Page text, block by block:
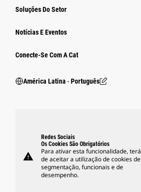
Soluções Do Setor
Notícias E Eventos
Conecte-Se Com A Cat
América Latina ‧ Português
warning
Redes Sociais
Os Cookies São Obrigatórios
Para ativar esta funcionalidade, terá
de aceitar a utilização de cookies de
segmentação, funcionais e de
desempenho.